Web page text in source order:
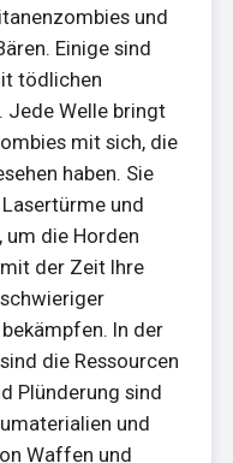
und
Einige sind
tödlichen
Jede Welle bringt
mit sich, die
haben. Sie
und
die Horden
der Zeit Ihre
In der
die Ressourcen
Plünderung sind
und
Waffen und